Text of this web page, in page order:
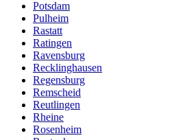
Potsdam
Pulheim
Rastatt
Ratingen
Ravensburg
Recklinghausen
Regensburg
Remscheid
Reutlingen
Rheine
Rosenheim